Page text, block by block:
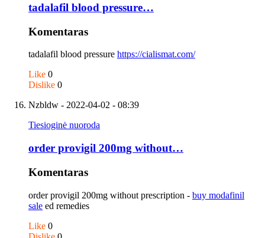
tadalafil blood pressure…
Komentaras
tadalafil blood pressure https://cialismat.com/
Like 0
Dislike 0
Nzbldw - 2022-04-02 - 08:39
Tiesioginė nuoroda
order provigil 200mg without…
Komentaras
order provigil 200mg without prescription - buy modafinil
sale ed remedies
Like 0